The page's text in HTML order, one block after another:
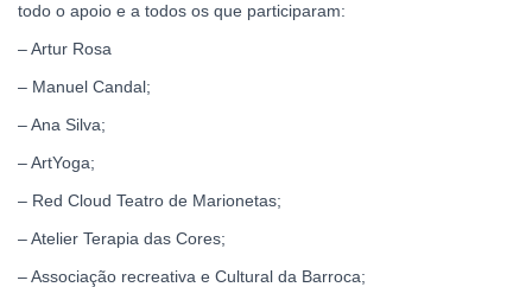
todo o apoio e a todos os que participaram:
– Artur Rosa
– Manuel Candal;
– Ana Silva;
– ArtYoga;
– Red Cloud Teatro de Marionetas;
– Atelier Terapia das Cores;
– Associação recreativa e Cultural da Barroca;